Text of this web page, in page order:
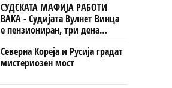
СУДСКАТА МАФИЈА РАБОТИ
ВАКА - Судијата Вулнет Винца
е пензиониран, три дена
откако му го врати пасошот
на бизнисменот Марковски
Северна Кореја и Русија градат
мистериозен мост